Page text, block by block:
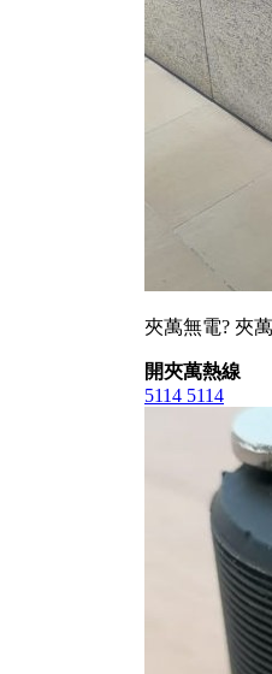
夾萬無電? 夾
開夾萬熱線
5114 5114